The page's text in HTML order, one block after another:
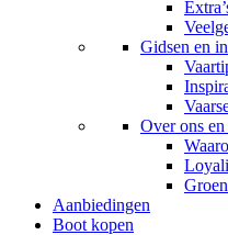
Gidsen en
Over ons
Aanbiedingen
Boot kopen